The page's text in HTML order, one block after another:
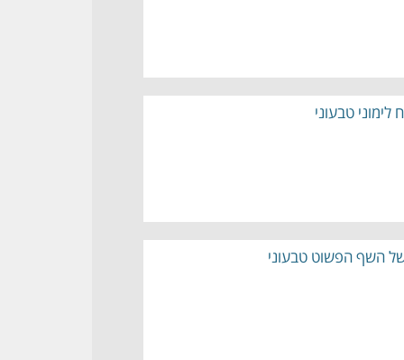
השף הפשוט טבעוני